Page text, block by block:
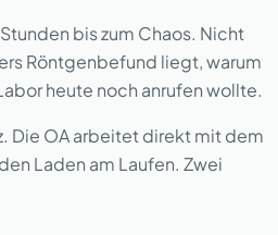
bis zum Chaos. Nicht
Röntgenbefund liegt, warum
heute noch anrufen wollte.
Die OA arbeitet direkt mit dem
Laden am Laufen. Zwei